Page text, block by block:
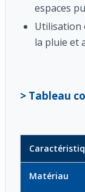
espaces
Utilisation
la pluie et
> Tableau
Matériau